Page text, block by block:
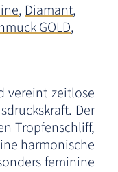
, Diamant,
GOLD,
vereint zeitlose
Der
Tropfenschliff,
harmonische
feminine